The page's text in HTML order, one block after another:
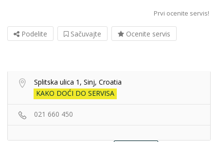
Prvi ocenite servis!
Podelite Sačuvajte Ocenite servis
Splitska ulica 1, Sinj, Croatia
KAKO DOĆI DO SERVISA
021 660 450